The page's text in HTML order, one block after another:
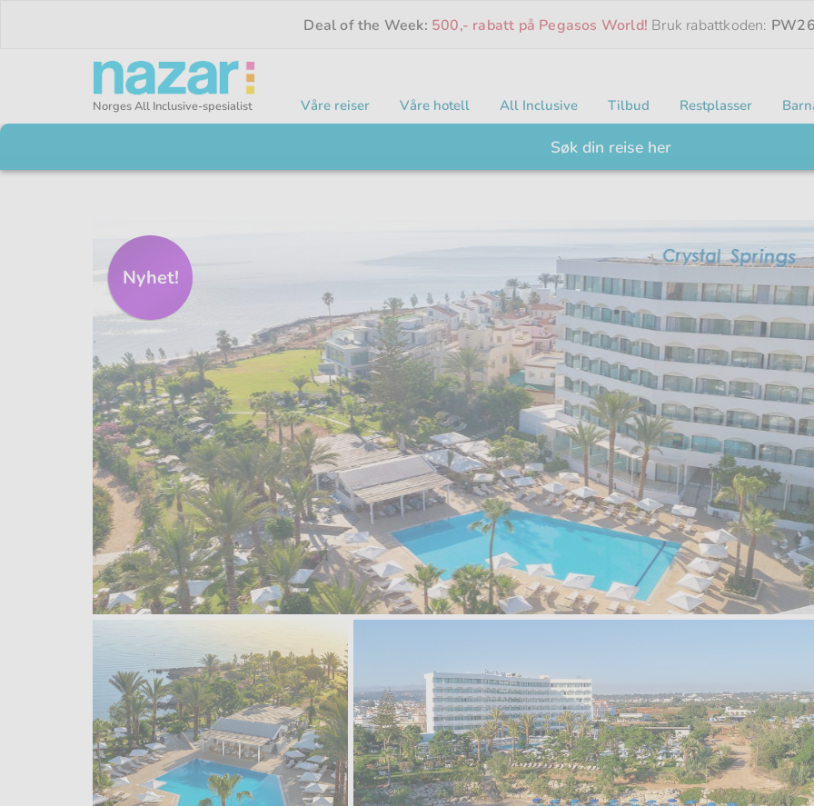
Deal of the Week: 500,- rabatt på Pegasos World! Bruk rabattkoden:
Nazar logo
Norges All Inclusive-spesialist Våre reiser Våre hotell All Inclusive Tilbud Restplasser
Søk din reise her
Nyhet!